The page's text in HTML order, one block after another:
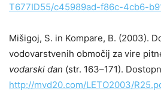
T677ID55/c45989ad-f86c-4cb6-
Mišigoj, S. in Kompare, B. (2003).
vodovarstvenih območij za vire
vodarski dan (str. 163–171).
http://mvd20.com/LETO2003/